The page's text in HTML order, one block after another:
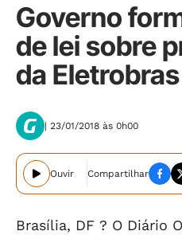
Governo
de lei sobre
da Eletrobras
| 23/01/2018 às 0h00
Ouvir Compartilhar
Brasília, DF ? O Diário